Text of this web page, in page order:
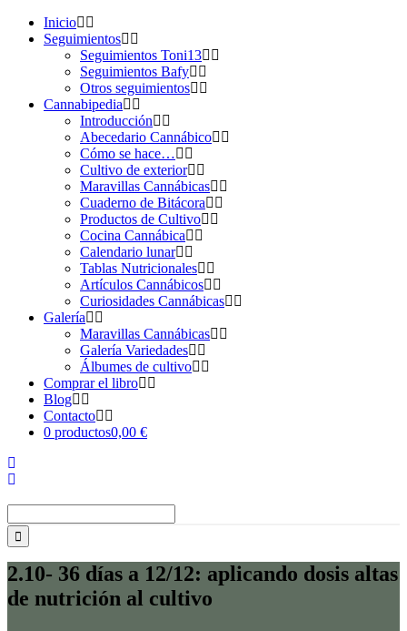
Inicio
Seguimientos
Seguimientos Toni13
Seguimientos Bafy
Otros seguimientos
Cannabipedia
Introducción
Abecedario Cannábico
Cómo se hace…
Cultivo de exterior
Maravillas Cannábicas
Cuaderno de Bitácora
Productos de Cultivo
Cocina Cannábica
Calendario lunar
Tablas Nutricionales
Artículos Cannábicos
Curiosidades Cannábicas
Galería
Maravillas Cannábicas
Galería Variedades
Álbumes de cultivo
Comprar el libro
Blog
Contacto
0 productos0,00 €
2.10- 36 días a 12/12: aplicando dosis altas
de nutrición al cultivo